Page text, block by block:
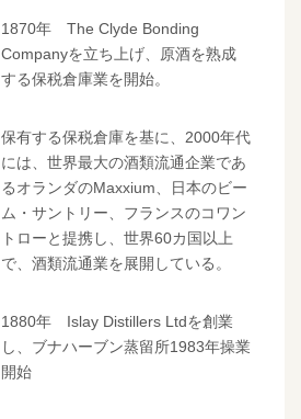
1870年 The Clyde Bonding
Companyを立ち上げ、原酒を熟成
する保税倉庫業を開始。
保有する保税倉庫を基に、2000年代
には、世界最大の酒類流通企業であ
るオランダのMaxxium、日本のビー
ム・サントリー、フランスのコワン
トローと提携し、世界60カ国以上
で、酒類流通業を展開している。
1880年 Islay Distillers Ltdを創業
し、ブナハーブン蒸留所1983年操業
開始